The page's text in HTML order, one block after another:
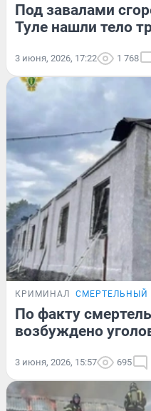
Под завалами
Туле нашли тело
3 июня, 2026, 17:22 1 768
КРИМИНАЛ СМЕРТЕЛЬНЫЙ
По факту
возбуждено
3 июня, 2026, 15:57 695